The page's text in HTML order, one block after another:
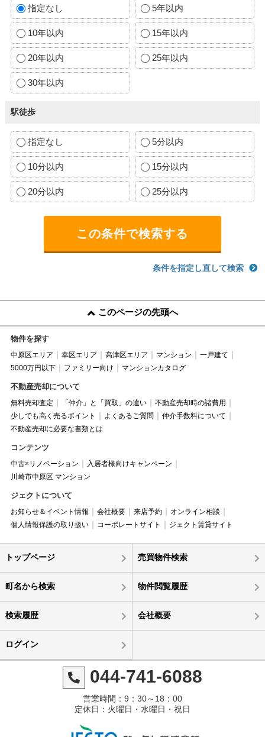
指定なし 5年以内
10年以内 15年以内
20年以内 25年以内
30年以内
駅徒歩
指定なし 5分以内
10分以内 15分以内
20分以内 25分以内
条件を指定し直して検索
このページの先頭へ
物件を探す
中原区エリア 幸区エリア 高津区エリア マンション
一戸建て
5000万円以下
ファミリー向け マンションカタログ
不動産売却について
無料売却査定 「仲介」と「買取」の違い
不動産売却時の諸費用
少しでも高く売るポイント
よくあるご質問
仲介手数料について
不動産売却に必要な書類とは
コンテンツ
中古×リノベーション
入居者様向けキャンペーン
川崎市中原区 マンション
ジェクトについて
お知らせ＆イベント情報 会社概要 来店予約
オンライン相談
個人情報保護の取り扱い
コーポレートサイト ジェクト賃貸サイト
トップページ 売買物件検索
町名から検索 物件閲覧履歴
検索履歴 会社概要
ログイン
044-741-6088
営業時間：9：30～18：00
定休日：火曜日・水曜日・祝日